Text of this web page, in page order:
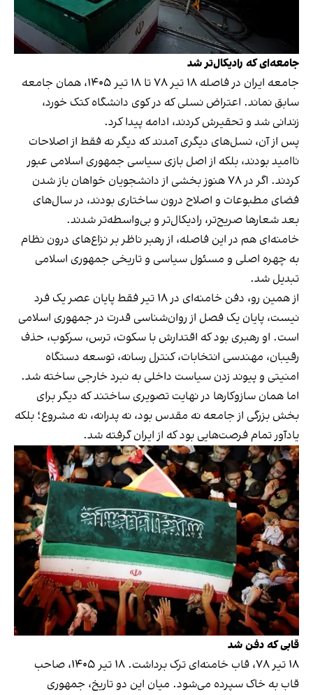
جامعه‌ای که رادیکال‌تر شد
جامعه ایران در فاصله ۱۸ تیر ۷۸ تا ۱۸ تیر ۱۴۰۵، همان جامعه
سابق نماند. اعتراض نسلی که در کوی دانشگاه کتک خورد،
زندانی شد و تحقیرش کردند، ادامه پیدا کرد.
پس از آن، نسل‌های دیگری آمدند که دیگر نه فقط از اصلاحات
ناامید بودند، بلکه از اصل بازی سیاسی جمهوری اسلامی عبور
کردند. اگر در ۷۸ هنوز بخشی از دانشجویان خواهان باز شدن
فضای مطبوعات و اصلاح درون ساختاری بودند، در سال‌های
بعد شعارها صریح‌تر، رادیکال‌تر و بی‌واسطه‌تر شدند.
خامنه‌ای هم در این فاصله، از رهبر ناظر بر نزاع‌های درون نظام
به چهره اصلی و مسئول سیاسی و تاریخی جمهوری اسلامی
تبدیل شد.
از همین رو، دفن خامنه‌ای در ۱۸ تیر فقط پایان عصر یک فرد
نیست، پایان یک فصل از روان‌شناسی قدرت در جمهوری اسلامی
است. او رهبری بود که اقتدارش با سکوت، ترس، سرکوب، حذف
رقیبان، مهندسی انتخابات، کنترل رسانه، توسعه دستگاه
امنیتی و پیوند زدن سیاست داخلی به نبرد خارجی ساخته شد.
اما همان سازوکارها در نهایت تصویری ساختند که دیگر برای
بخش بزرگی از جامعه نه مقدس بود، نه پدرانه، نه مشروع؛ بلکه
یادآور تمام فرصت‌هایی بود که از ایران گرفته شد.
قابی که دفن شد
۱۸ تیر ۷۸، قاب خامنه‌ای ترک برداشت. ۱۸ تیر ۱۴۰۵، صاحب
قاب به خاک سپرده می‌شود. میان این دو تاریخ، جمهوری